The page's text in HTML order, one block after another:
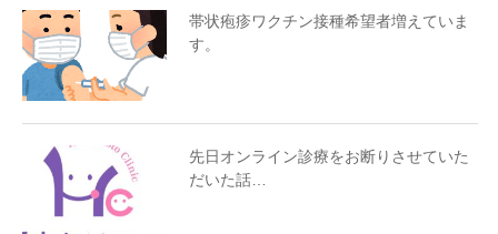
帯状疱疹ワクチン接種希望者増えていま
す。
先日オンライン診療をお断りさせていた
だいた話…